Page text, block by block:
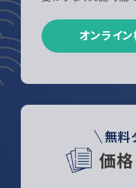
オンライ
無料
価